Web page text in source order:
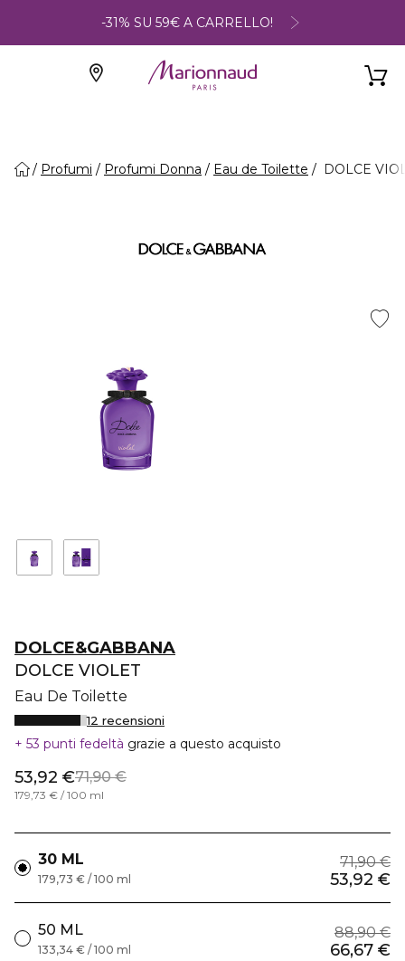
-31% SU 59€ A CARRELLO!
Profumi Profumi Donna Eau de Toilette DOLCE
DOLCE&GABBANA
DOLCE VIOLET
Eau De Toilette
12 recensioni
53 punti fedeltà grazie a questo acquisto
53,92 €71,90 €
179,73 € / 100 ml
30 ML 71,90 €
53,92 €
179,73 € / 100 ml
50 ML 88,90 €
66,67 €
133,34 € / 100 ml